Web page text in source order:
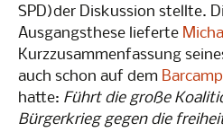
SPD)der Diskussion stellte.
Ausgangsthese lieferte
Kurzzusammenfassung
auch schon auf dem
hatte: Führt die große
Bürgerkrieg gegen die